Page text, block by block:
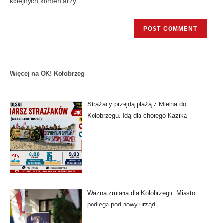
Więcej na OK! Kołobrzeg
Strażacy przejdą plażą z Mielna do
Kołobrzegu. Idą dla chorego Kazika
Ważna zmiana dla Kołobrzegu. Miasto
podlega pod nowy urząd